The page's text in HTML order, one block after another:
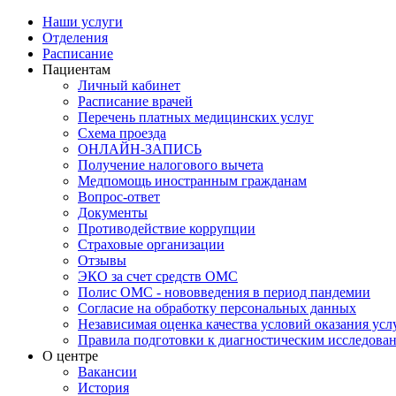
Наши услуги
Отделения
Расписание
Пациентам
Личный кабинет
Расписание врачей
Перечень платных медицинских услуг
Схема проезда
ОНЛАЙН-ЗАПИСЬ
Получение налогового вычета
Медпомощь иностранным гражданам
Вопрос-ответ
Документы
Противодействие коррупции
Страховые организации
Отзывы
ЭКО за счет средств ОМС
Полис ОМС - нововведения в период пандемии
Согласие на обработку персональных данных
Независимая оценка качества условий оказания
Правила подготовки к диагностическим
О центре
Вакансии
История